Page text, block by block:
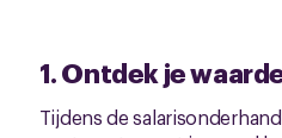
1. Ontdek je
Tijdens de